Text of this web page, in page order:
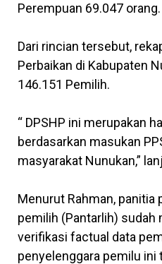
Perempuan 69.047 orang.
Dari rincian tersebut,
Perbaikan di Kabupaten
146.151 Pemilih.
“ DPSHP ini merupakan
berdasarkan masukan
masyarakat Nunukan,”
Menurut Rahman, panitia
pemilih (Pantarlih)
verifikasi factual data
penyelenggara pemilu